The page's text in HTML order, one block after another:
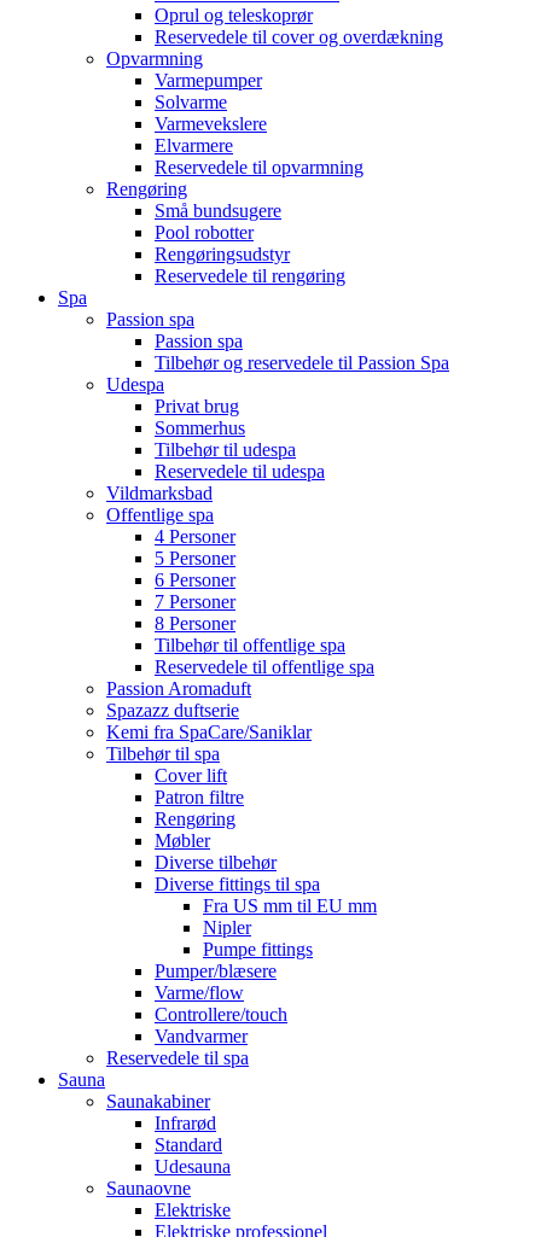
Oprul og teleskoprør
Reservedele til cover og overdækning
Opvarmning
Varmepumper
Solvarme
Varmevekslere
Elvarmere
Reservedele til opvarmning
Rengøring
Små bundsugere
Pool robotter
Rengøringsudstyr
Reservedele til rengøring
Spa
Passion spa
Passion spa
Tilbehør og reservedele til Passion Spa
Udespa
Privat brug
Sommerhus
Tilbehør til udespa
Reservedele til udespa
Vildmarksbad
Offentlige spa
4 Personer
5 Personer
6 Personer
7 Personer
8 Personer
Tilbehør til offentlige spa
Reservedele til offentlige spa
Passion Aromaduft
Spazazz duftserie
Kemi fra SpaCare/Saniklar
Tilbehør til spa
Cover lift
Patron filtre
Rengøring
Møbler
Diverse tilbehør
Diverse fittings til spa
Fra US mm til EU mm
Nipler
Pumpe fittings
Pumper/blæsere
Varme/flow
Controllere/touch
Vandvarmer
Reservedele til spa
Sauna
Saunakabiner
Infrarød
Standard
Udesauna
Saunaovne
Elektriske
Elektriske professionel